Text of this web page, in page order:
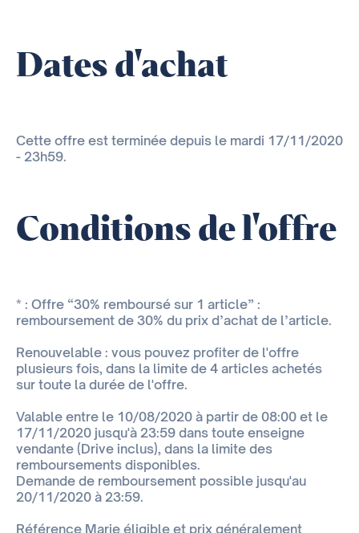
Dates d'achat
Cette offre est terminée depuis le mardi 17/11/2020
- 23h59.
Conditions de l'offre
* : Offre “30% remboursé sur 1 article” :
remboursement de 30% du prix d’achat de l’article.
Renouvelable : vous pouvez profiter de l'offre
plusieurs fois, dans la limite de 4 articles achetés
sur toute la durée de l'offre.
Valable entre le 10/08/2020 à partir de 08:00 et le
17/11/2020 jusqu'à 23:59 dans toute enseigne
vendante (Drive inclus), dans la limite des
remboursements disponibles.
Demande de remboursement possible jusqu'au
20/11/2020 à 23:59.
Référence Marie éligible et prix généralement